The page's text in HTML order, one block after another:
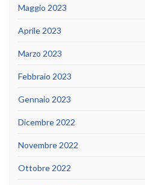
Maggio 2023
Aprile 2023
Marzo 2023
Febbraio 2023
Gennaio 2023
Dicembre 2022
Novembre 2022
Ottobre 2022